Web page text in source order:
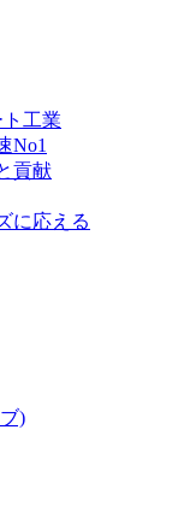
工業
No1
貢献
に応える
)